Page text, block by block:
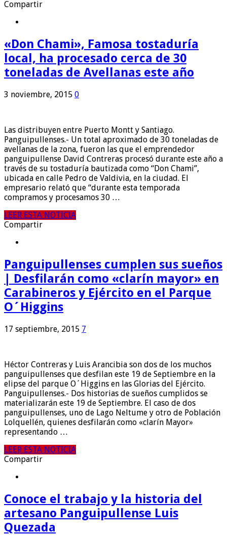
Compartir
«Don Chami», Famosa tostaduría
local, ha procesado cerca de 30
toneladas de Avellanas este año
3 noviembre, 2015 0
Las distribuyen entre Puerto Montt y Santiago.
Panguipullenses.- Un total aproximado de 30 toneladas de
avellanas de la zona, fueron las que el emprendedor
panguipullense David Contreras procesó durante este año a
través de su tostaduría bautizada como “Don Chami”,
ubicada en calle Pedro de Valdivia, en la ciudad. El
empresario relató que “durante esta temporada
compramos y procesamos 30 …
LEER ESTA NOTICIA
Compartir
Panguipullenses cumplen sus sueños
| Desfilarán como «clarín mayor» en
Carabineros y Ejército en el Parque
O´Higgins
17 septiembre, 2015 7
Héctor Contreras y Luis Arancibia son dos de los muchos
panguipullenses que desfilan este 19 de Septiembre en la
elipse del parque O´Higgins en las Glorias del Ejército.
Panguipullenses.- Dos historias de sueños cumplidos se
materializarán este 19 de Septiembre. El caso de dos
panguipullenses, uno de Lago Neltume y otro de Población
Lolquellén, quienes desfilarán como «clarín Mayor»
representando …
LEER ESTA NOTICIA
Compartir
Conoce el trabajo y la historia del
artesano Panguipullense Luis
Quezada